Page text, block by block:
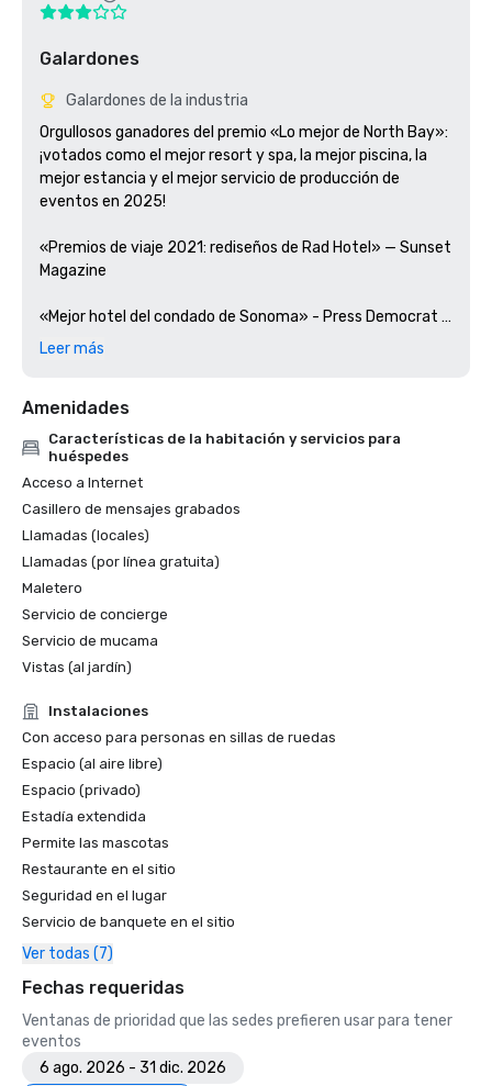
Galardones
Galardones de la industria
Orgullosos ganadores del premio «Lo mejor de North Bay»:
¡votados como el mejor resort y spa, la mejor piscina, la
mejor estancia y el mejor servicio de producción de
eventos en 2025!
«Premios de viaje 2021: rediseños de Rad Hotel» — Sunset
Magazine
«Mejor hotel del condado de Sonoma» - Press Democrat
Reader's Choice Awards 2021
Press Democrat
Leer más
Amenidades
Características de la habitación y servicios para
huéspedes
Acceso a Internet
Casillero de mensajes grabados
Llamadas (locales)
Llamadas (por línea gratuita)
Maletero
Servicio de concierge
Servicio de mucama
Vistas (al jardín)
Instalaciones
Con acceso para personas en sillas de ruedas
Espacio (al aire libre)
Espacio (privado)
Estadía extendida
Permite las mascotas
Restaurante en el sitio
Seguridad en el lugar
Servicio de banquete en el sitio
Ver todas (7)
Fechas requeridas
Ventanas de prioridad que las sedes prefieren usar para tener
eventos
6 ago. 2026 - 31 dic. 2026